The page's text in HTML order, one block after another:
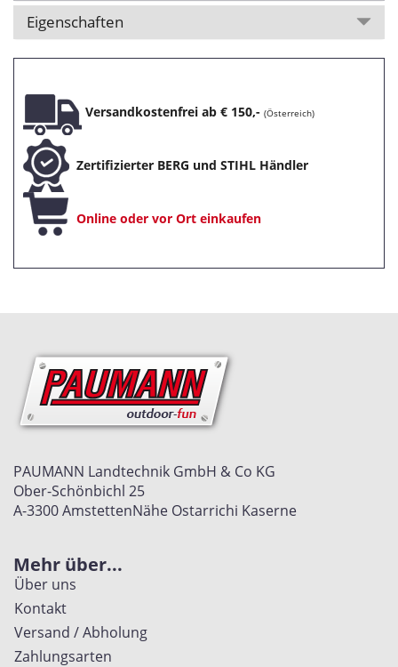
Eigenschaften
Versandkostenfrei ab € 150,- (Österreich)
Zertifizierter BERG und STIHL Händler
Online oder vor Ort einkaufen
PAUMANN Landtechnik GmbH & Co KG
Ober-Schönbichl 25
A-3300 AmstettenNähe Ostarrichi Kaserne
Mehr über...
Über uns
Kontakt
Versand / Abholung
Zahlungsarten